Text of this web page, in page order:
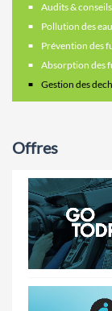
Audits & conseils
Pollution des
Prévention des
Absorption des
Gestion des
Offres